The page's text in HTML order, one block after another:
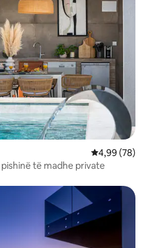
Vlerësimi
4,99 (78)
të madhe private